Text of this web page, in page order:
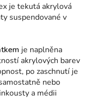
je tekutá akrylová
suspendované v
je naplněna
akrylových barev
po zaschnutí je
nebo
a médii